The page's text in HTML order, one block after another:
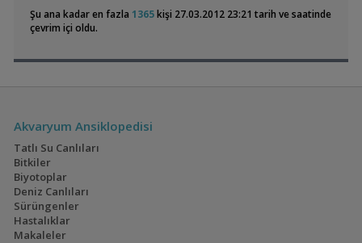
Electric Blue Acara
Geophagus Red
Head Tapajos
Karides ,vatoz, Bitki Çeşitleri, Gübrereano 13:37
Satılık Geosesarma Dennerle Purple Vampir Yengeç
Metal Snakeskin Dark Blue Tailmert031012:35
Şu ana kadar en fazla 1365kişi 27.03.2012 23:21 tarih ve saatinde
çevrim içi oldu.
Akvaryum Ansiklopedisi
Tatlı Su Canlıları
Bitkiler
Biyotoplar
Deniz Canlıları
Sürüngenler
Hastalıklar
Makaleler